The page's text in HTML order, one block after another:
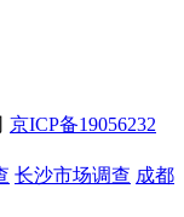
京ICP备19056232
长沙市场调查 成都